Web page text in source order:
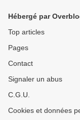
Hébergé par
Top articles
Pages
Contact
Signaler un abus
C.G.U.
Cookies et données